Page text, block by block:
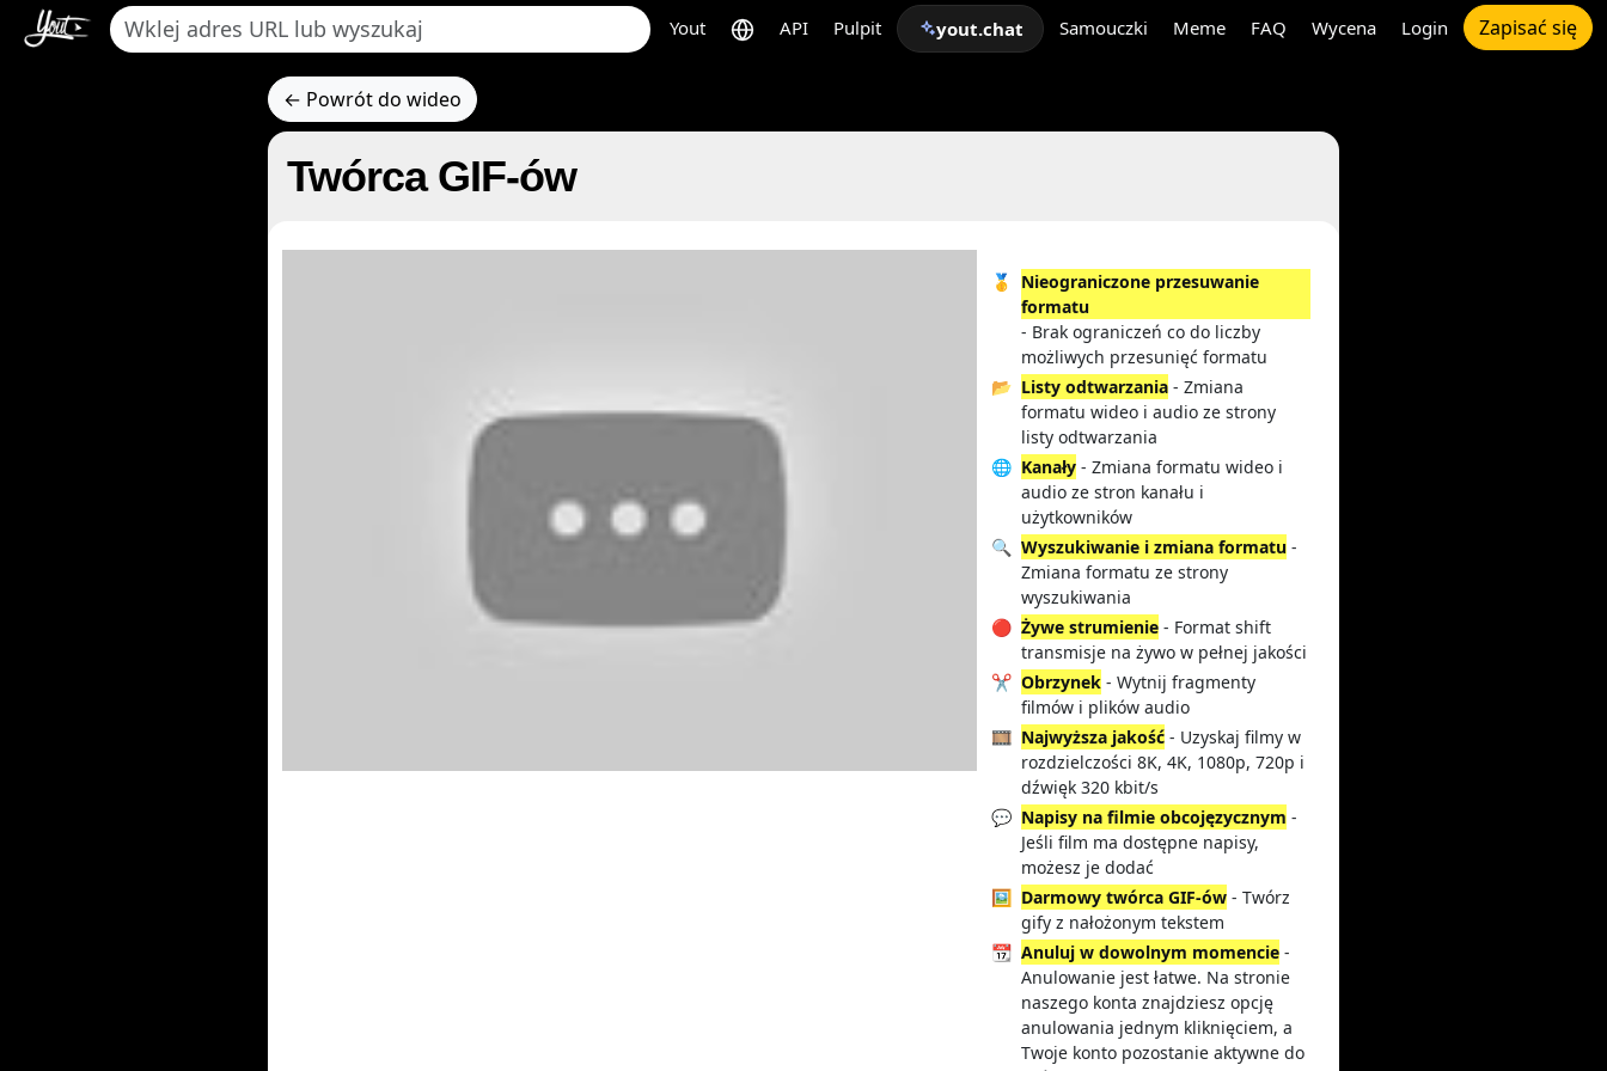
Yout API Pulpit yout.chat Samouczki Meme FAQ Wycena Login Zapisać się
← Powrót do wideo
Twórca GIF-ów
🥇
Nieograniczone przesuwanie
formatu
- Brak ograniczeń co do liczby
możliwych przesunięć formatu
📂 Listy odtwarzania - Zmiana
formatu wideo i audio ze strony
listy odtwarzania
🌐 Kanały - Zmiana formatu wideo i
audio ze stron kanału i
użytkowników
🔍 Wyszukiwanie i zmiana formatu -
Zmiana formatu ze strony
wyszukiwania
🔴 Żywe strumienie - Format shift
transmisje na żywo w pełnej jakości
✂️ Obrzynek - Wytnij fragmenty
filmów i plików audio
🎞️ Najwyższa jakość - Uzyskaj filmy w
rozdzielczości 8K, 4K, 1080p, 720p i
dźwięk 320 kbit/s
💬 Napisy na filmie obcojęzycznym -
Jeśli film ma dostępne napisy,
możesz je dodać
🖼️ Darmowy twórca GIF-ów - Twórz
gify z nałożonym tekstem
📆 Anuluj w dowolnym momencie -
Anulowanie jest łatwe. Na stronie
naszego konta znajdziesz opcję
anulowania jednym kliknięciem, a
Twoje konto pozostanie aktywne do